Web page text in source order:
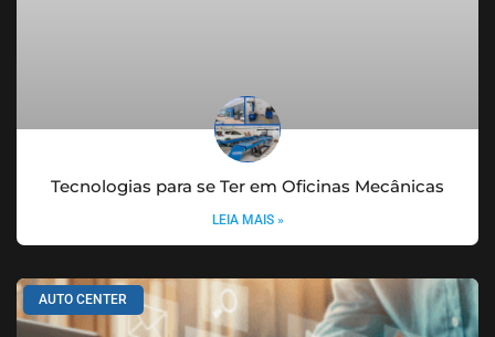
Tecnologias para se Ter em Oficinas Mecânicas
LEIA MAIS »
AUTO CENTER